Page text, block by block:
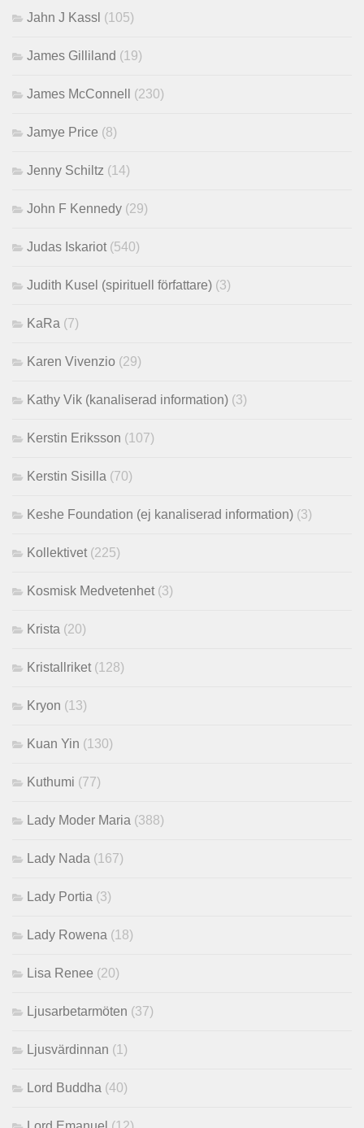
Jahn J Kassl (105)
James Gilliland (19)
James McConnell (230)
Jamye Price (8)
Jenny Schiltz (14)
John F Kennedy (29)
Judas Iskariot (540)
Judith Kusel (spirituell författare) (3)
KaRa (7)
Karen Vivenzio (29)
Kathy Vik (kanaliserad information) (3)
Kerstin Eriksson (107)
Kerstin Sisilla (70)
Keshe Foundation (ej kanaliserad information) (3)
Kollektivet (225)
Kosmisk Medvetenhet (3)
Krista (20)
Kristallriket (128)
Kryon (13)
Kuan Yin (130)
Kuthumi (77)
Lady Moder Maria (388)
Lady Nada (167)
Lady Portia (3)
Lady Rowena (18)
Lisa Renee (20)
Ljusarbetarmöten (37)
Ljusvärdinnan (1)
Lord Buddha (40)